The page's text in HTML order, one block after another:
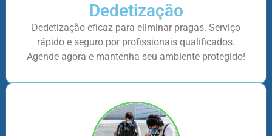
Dedetização
Dedetização eficaz para eliminar pragas. Serviço
rápido e seguro por profissionais qualificados.
Agende agora e mantenha seu ambiente protegido!